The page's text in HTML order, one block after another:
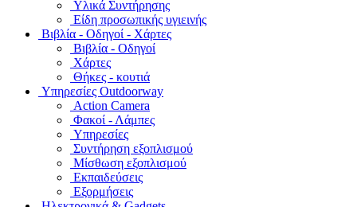
Υλικά Συντήρησης
Είδη προσωπικής υγιεινής
Bιβλία - Οδηγοί - Χάρτες
Βιβλία - Οδηγοί
Χάρτες
Θήκες - κουτιά
Υπηρεσίες Outdoorway
Action Camera
Φακοί - Λάμπες
Υπηρεσίες
Συντήρηση εξοπλισμού
Μίσθωση εξοπλισμού
Εκπαιδεύσεις
Εξορμήσεις